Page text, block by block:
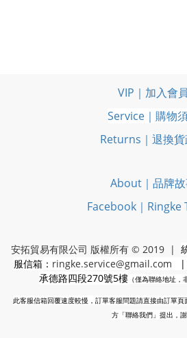
VIP｜加入會員
Service｜購物
Returns｜退換
About｜品牌
Facebook｜Ringke
安拓貿易有限公司 版權所有 © 2019 |
服信箱： ringke.service@gmail.com |
承德路四段270號5樓 （僅為聯絡地址，
此客服信箱回覆速度較慢，訂單客服問題請直接由訂單
方「聯絡我們」提出，